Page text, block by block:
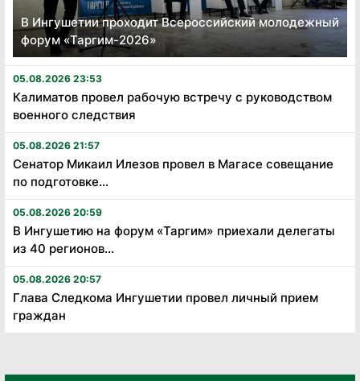
В Ингушетии проходит Всероссийский молодежный
форум «Таргим-2026»
05.08.2026 23:53
Калиматов провел рабочую встречу с руководством
военного следствия
05.08.2026 21:57
Сенатор Микаил Илезов провел в Магасе совещание
по подготовке...
05.08.2026 20:59
В Ингушетию на форум «Таргим» приехали делегаты
из 40 регионов...
05.08.2026 20:57
Глава Следкома Ингушетии провел личный прием
граждан